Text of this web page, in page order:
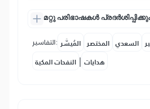
മറ്റു പരിഭാഷകൾ
التفاسير: المُيسَّر المختصر السعدي
النفحات المكية | هدايات